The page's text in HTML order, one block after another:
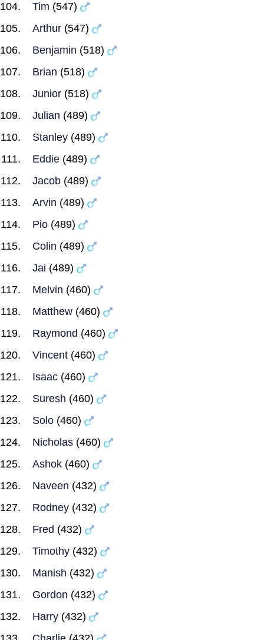
Tim (547)
Arthur (547)
Benjamin (518)
Brian (518)
Junior (518)
Julian (489)
Stanley (489)
Eddie (489)
Jacob (489)
Arvin (489)
Pio (489)
Colin (489)
Jai (489)
Melvin (460)
Matthew (460)
Raymond (460)
Vincent (460)
Isaac (460)
Suresh (460)
Solo (460)
Nicholas (460)
Ashok (460)
Naveen (432)
Rodney (432)
Fred (432)
Timothy (432)
Manish (432)
Gordon (432)
Harry (432)